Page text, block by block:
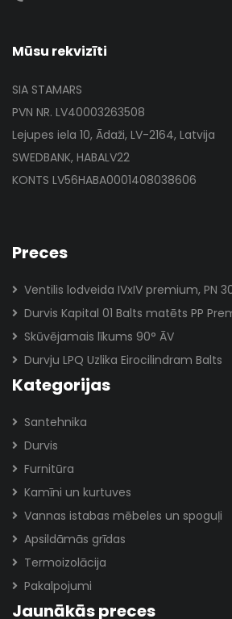
Mūsu rekvizīti
SIA STAMARS
PVN NR. LV40003263508
Lejupes iela 10, Ādaži, LV-2164, Latvija
SWEDBANK, HABALV22
KONTS LV56HABA0001408038606
Preces
Ventilis lodveida IVxIV premium, PN
Durvis Kapital 01 Balts matēts PP
Skūvējamais līkums 90° ĀV
Durvju LPQ Uzlika Eirocilindram Balts
Kategorijas
Santehnika
Durvis
Furnitūra
Kamīni un kurtuves
Vannas istabas mēbeles un spoguļi
Apsildāmās grīdas
Termoizolācija
Pakalpojumi
Jaunākās preces